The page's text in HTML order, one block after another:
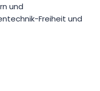
und
Freiheit und